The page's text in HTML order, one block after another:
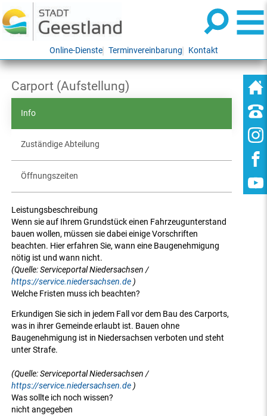
Online-Dienste Terminvereinbarung Kontakt
Carport (Aufstellung)
Info
Zuständige Abteilung
Öffnungszeiten
Leistungsbeschreibung
Wenn sie auf Ihrem Grundstück einen Fahrzeugunterstand
bauen wollen, müssen sie dabei einige Vorschriften
beachten. Hier erfahren Sie, wann eine Baugenehmigung
nötig ist und wann nicht.
(Quelle: Serviceportal Niedersachsen /
https://service.niedersachsen.de )
Welche Fristen muss ich beachten?
Erkundigen Sie sich in jedem Fall vor dem Bau des Carports,
was in ihrer Gemeinde erlaubt ist. Bauen ohne
Baugenehmigung ist in Niedersachsen verboten und steht
unter Strafe.
(Quelle: Serviceportal Niedersachsen /
https://service.niedersachsen.de )
Was sollte ich noch wissen?
nicht angegeben